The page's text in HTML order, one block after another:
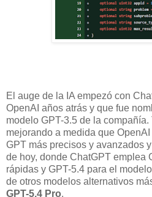
El auge de la IA empezó con
OpenAI años atrás y que fue
modelo GPT-3.5 de la
mejorando a medida que
GPT más precisos y avanzados
de hoy, donde ChatGPT emplea
rápidas y GPT-5.4 para el
de otros modelos alternativos
GPT-5.4 Pro.